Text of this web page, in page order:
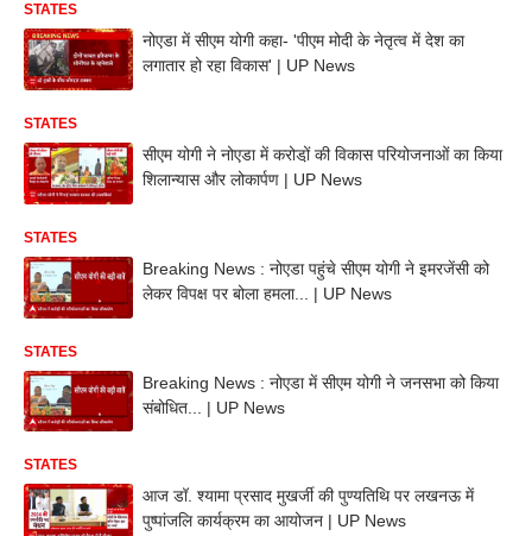
STATES
नोएडा में सीएम योगी कहा- 'पीएम मोदी के नेतृत्व में देश का
लगातार हो रहा विकास' | UP News
STATES
सीएम योगी ने नोएडा में करोडो़ं की विकास परियोजनाओं का किया
शिलान्यास और लोकार्पण | UP News
STATES
Breaking News : नोएडा पहुंचे सीएम योगी ने इमरजेंसी को
लेकर विपक्ष पर बोला हमला... | UP News
STATES
Breaking News : नोएडा में सीएम योगी ने जनसभा को किया
संबोधित... | UP News
STATES
आज डॉ. श्यामा प्रसाद मुखर्जी की पुण्यतिथि पर लखनऊ में
पुष्पांजलि कार्यक्रम का आयोजन | UP News